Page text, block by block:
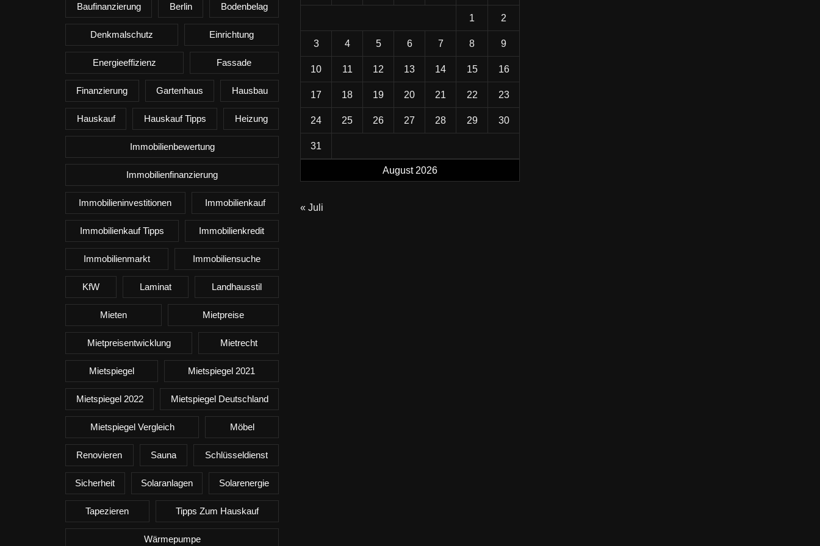
Baufinanzierung Berlin Bodenbelag
Denkmalschutz Einrichtung
Energieeffizienz Fassade
Finanzierung Gartenhaus Hausbau
Hauskauf Hauskauf Tipps Heizung
Immobilienbewertung
Immobilienfinanzierung
Immobilieninvestitionen Immobilienkauf
Immobilienkauf Tipps Immobilienkredit
Immobilienmarkt Immobiliensuche
KfW Laminat Landhausstil
Mieten Mietpreise
Mietpreisentwicklung Mietrecht
Mietspiegel Mietspiegel 2021
Mietspiegel 2022 Mietspiegel Deutschland
Mietspiegel Vergleich Möbel
Renovieren Sauna Schlüsseldienst
Sicherheit Solaranlagen Solarenergie
Tapezieren Tipps Zum Hauskauf
Wärmepumpe
August 2026
1 2
3 4 5 6 7 8 9
10 11 12 13 14 15 16
17 18 19 20 21 22 23
24 25 26 27 28 29 30
31
« Juli